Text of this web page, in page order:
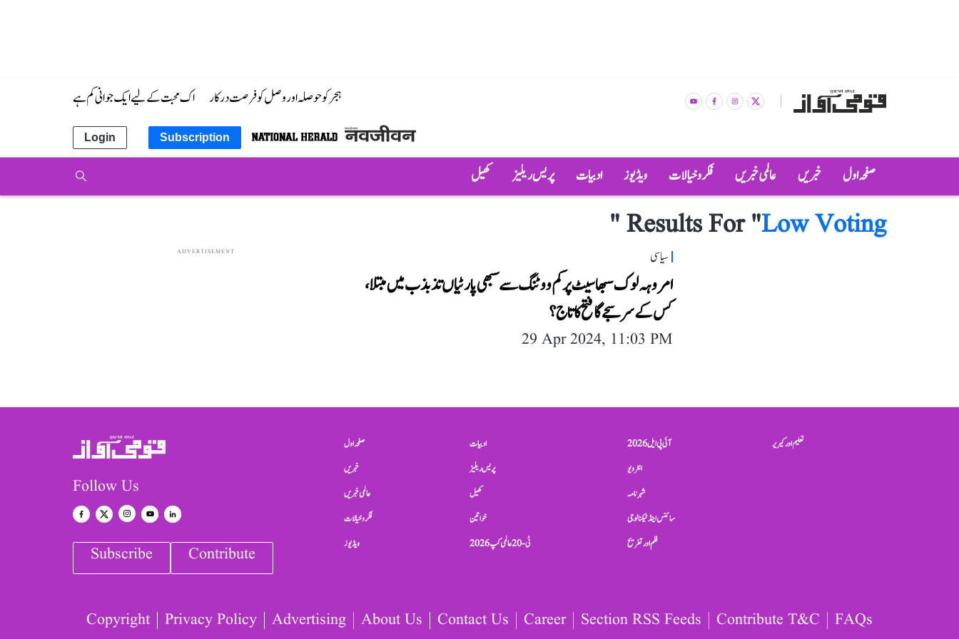
ہجر کو حوصلہ اور وصل کو فرصت درکار اک محبت کے لیے ایک جوانی کم ہے
Subscription
Login
صفحہ اول خبریں عالمی خبریں فکر و خیالات ویڈیوز ادبیات پریس ریلیز کھیل
Results For "Low Voting
"
سیاسی
امروہہ لوک سبھا سیٹ پر کم ووٹنگ سے سبھی پارٹیاں تذبذب میں مبتلا،
کس کے سر سجے گا فتح کا تاج؟
29 Apr 2024, 11:03 PM
ADVERTISEMENT
Follow Us
Subscribe Contribute
صفحہ اول
خبریں
عالمی خبریں
فکر و خیالات
ویڈیوز
ادبیات
پریس ریلیز
کھیل
خواتین
ٹی-20 عالمی کپ 2026
آئی پی ایل 2026
انٹرویو
شہرنامہ
سائنس اینڈ ٹیکنالوجی
فلم اور تفریح
تعلیم اور کیریر
Copyright Privacy Policy Advertising About Us Contact Us Career Section RSS Feeds Contribute T&C FAQs